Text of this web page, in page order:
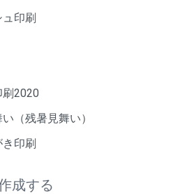
印刷
刷2020
（残暑見舞い）
き印刷
成する